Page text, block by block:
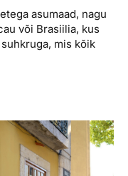
asumaad, nagu
või Brasiilia, kus
mis kõik